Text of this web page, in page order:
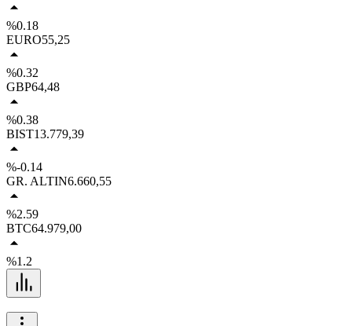
%0.18
EURO55,25
%0.32
GBP64,48
%0.38
BIST13.779,39
%-0.14
GR. ALTIN6.660,55
%2.59
BTC64.979,00
%1.2